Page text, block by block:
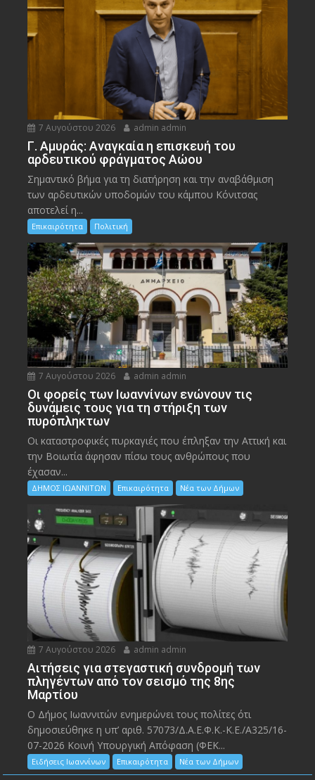
7 Αυγούστου 2026 admin admin
Γ. Αμυράς: Αναγκαία η επισκευή του
αρδευτικού φράγματος Αώου
Σημαντικό βήμα για τη διατήρηση και την αναβάθμιση
των αρδευτικών υποδομών του κάμπου Κόνιτσας
αποτελεί η...
Επικαιρότητα Πολιτική
7 Αυγούστου 2026 admin admin
Οι φορείς των Ιωαννίνων ενώνουν τις
δυνάμεις τους για τη στήριξη των
πυρόπληκτων
Οι καταστροφικές πυρκαγιές που έπληξαν την Αττική και
την Bοιωτία άφησαν πίσω τους ανθρώπους που
έχασαν...
ΔΗΜΟΣ ΙΩΑΝΝΙΤΩΝ Επικαιρότητα Νέα των Δήμων
7 Αυγούστου 2026 admin admin
Αιτήσεις για στεγαστική συνδρομή των
πληγέντων από τον σεισμό της 8ης
Μαρτίου
Ο Δήμος Ιωαννιτών ενημερώνει τους πολίτες ότι
δημοσιεύθηκε η υπ’ αριθ. 57073/Δ.Α.Ε.Φ.Κ.-Κ.Ε./Α325/16-
07-2026 Κοινή Υπουργική Απόφαση (ΦΕΚ...
Ειδήσεις Ιωαννίνων Επικαιρότητα Νέα των Δήμων